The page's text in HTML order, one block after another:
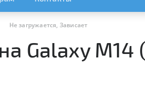
Не загружается, Зависает
Galaxy M14